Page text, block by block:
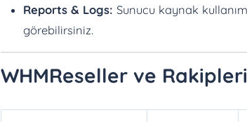
Reports & Logs: Sunucu kaynak
görebilirsiniz.
WHMReseller ve Rakipleri